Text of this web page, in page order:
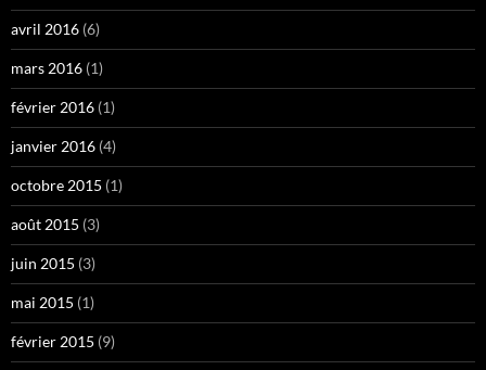
avril 2016 (6)
mars 2016 (1)
février 2016 (1)
janvier 2016 (4)
octobre 2015 (1)
août 2015 (3)
juin 2015 (3)
mai 2015 (1)
février 2015 (9)